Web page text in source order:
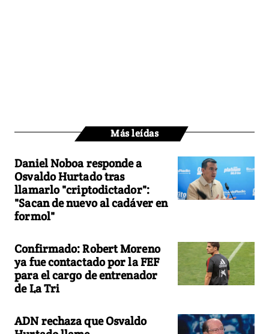
Más leídas
Daniel Noboa responde a
Osvaldo Hurtado tras
llamarlo "criptodictador":
"Sacan de nuevo al cadáver en
formol"
Confirmado: Robert Moreno
ya fue contactado por la FEF
para el cargo de entrenador
de La Tri
ADN rechaza que Osvaldo